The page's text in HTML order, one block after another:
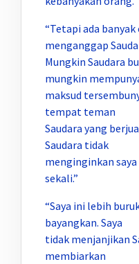
“Tetapi ada
menganggap
Mungkin Saudara
mungkin
maksud
tempat teman
Saudara yang
Saudara tidak
menginginkan
sekali.”
“Saya ini lebih
bayangkan. Saya
tidak menjanjikan
membiarkan